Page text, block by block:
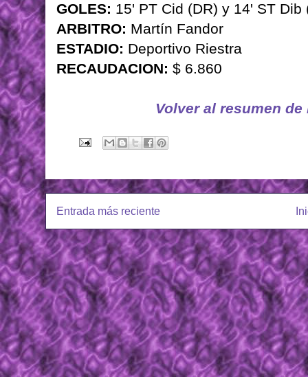
GOLES: 15' PT Cid (DR) y 14' ST Dib
ARBITRO: Martín Fandor
ESTADIO: Deportivo Riestra
RECAUDACION: $ 6.860
Volver al resumen
Entrada más reciente